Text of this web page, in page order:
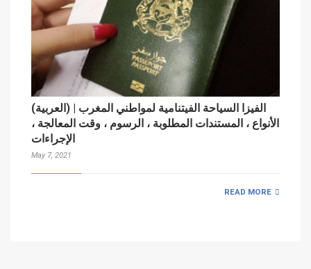
(العربية) الفيزا السياحة الفيتنامية لمواطني المغرب |
الأنواع ، المستندات المطلوبة ، الرسوم ، وقت المعالجة ،
الإجراءات
May 7, 2021
READ MORE